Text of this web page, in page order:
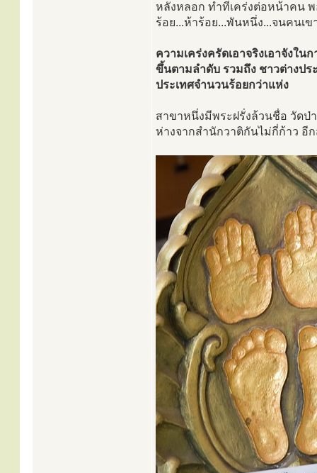
หลังหลอก ทำทีเคร่งต่อหน้าคน พ
ร้อย...ห้าร้อย...พันหนึ่ง...จนคนเข
ความเคร่งครัดเอาจริงเอาจังใ
ขึ้นตามลำดับ รวมถึง ชาวต่างปร
ประเทศจำนวนร้อยกว่าแห่ง
สาขาหนึ่งมีพระฝรั่งล้วนชื่อ วัดป่
ห่างจากสำนักวาติกันไม่กี่ก้าว อี